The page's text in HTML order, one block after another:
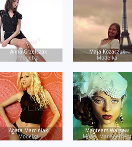
Anna Grzelczak
Modelka
Maja Kozaczuk
Modelka
Agata Marciniak
Modelka
Magteam Warsaw
Model Management